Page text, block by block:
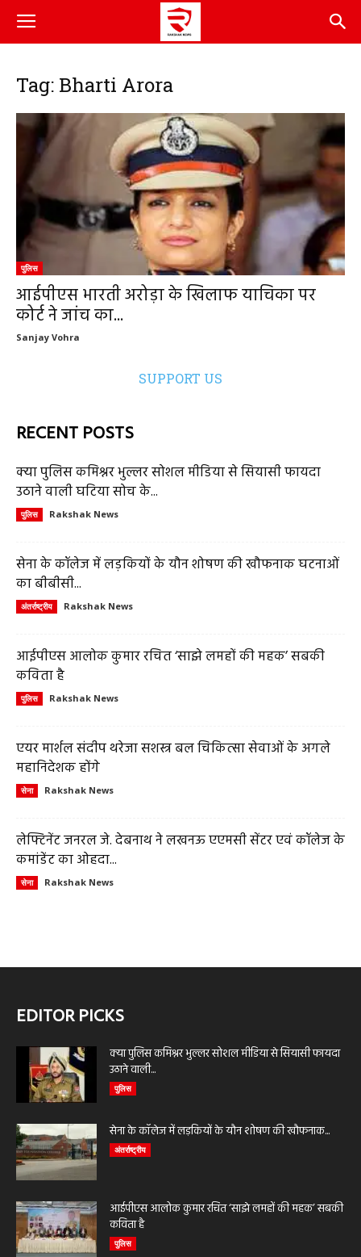
Tag: Bharti Arora
पुलिस
आईपीएस भारती अरोड़ा के खिलाफ याचिका पर
कोर्ट ने जांच का...
Sanjay Vohra
SUPPORT US
RECENT POSTS
क्या पुलिस कमिश्नर भुल्लर सोशल मीडिया से सियासी फायदा
उठाने वाली घटिया सोच के...
पुलिस Rakshak News
सेना के कॉलेज में लड़कियों के यौन शोषण की खौफनाक घटनाओं
का बीबीसी...
अंतर्राष्ट्रीय Rakshak News
आईपीएस आलोक कुमार रचित ‘साझे लमहों की महक’ सबकी
कविता है
पुलिस Rakshak News
एयर मार्शल संदीप थरेजा सशस्त्र बल चिकित्सा सेवाओं के अगले
महानिदेशक होंगे
सेना Rakshak News
लेफ्टिनेंट जनरल जे. देबनाथ ने लखनऊ एएमसी सेंटर एवं कॉलेज के
कमांडेंट का ओहदा...
सेना Rakshak News
EDITOR PICKS
क्या पुलिस कमिश्नर भुल्लर सोशल मीडिया से सियासी फायदा
उठाने वाली...
पुलिस
सेना के कॉलेज में लड़कियों के यौन शोषण की खौफनाक...
अंतर्राष्ट्रीय
आईपीएस आलोक कुमार रचित ‘साझे लमहों की महक’ सबकी
कविता है
पुलिस